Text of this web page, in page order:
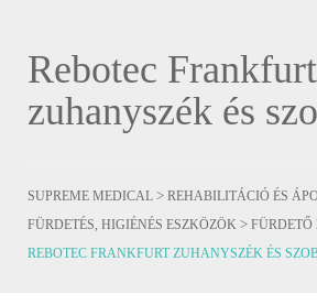
Rebotec Frankfurt
zuhanyszék és
SUPREME MEDICAL > REHABILITÁCIÓ ÉS
FÜRDETÉS, HIGIÉNÉS ESZKÖZÖK > FÜRDETŐ
REBOTEC FRANKFURT ZUHANYSZÉK ÉS